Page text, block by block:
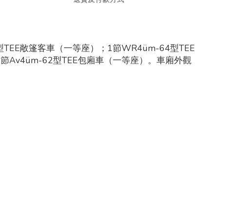
敞篷客車（一等座）；1節WR4üm-64型TEE
Av4üm-62型TEE包廂車（一等座）。車廂外觀